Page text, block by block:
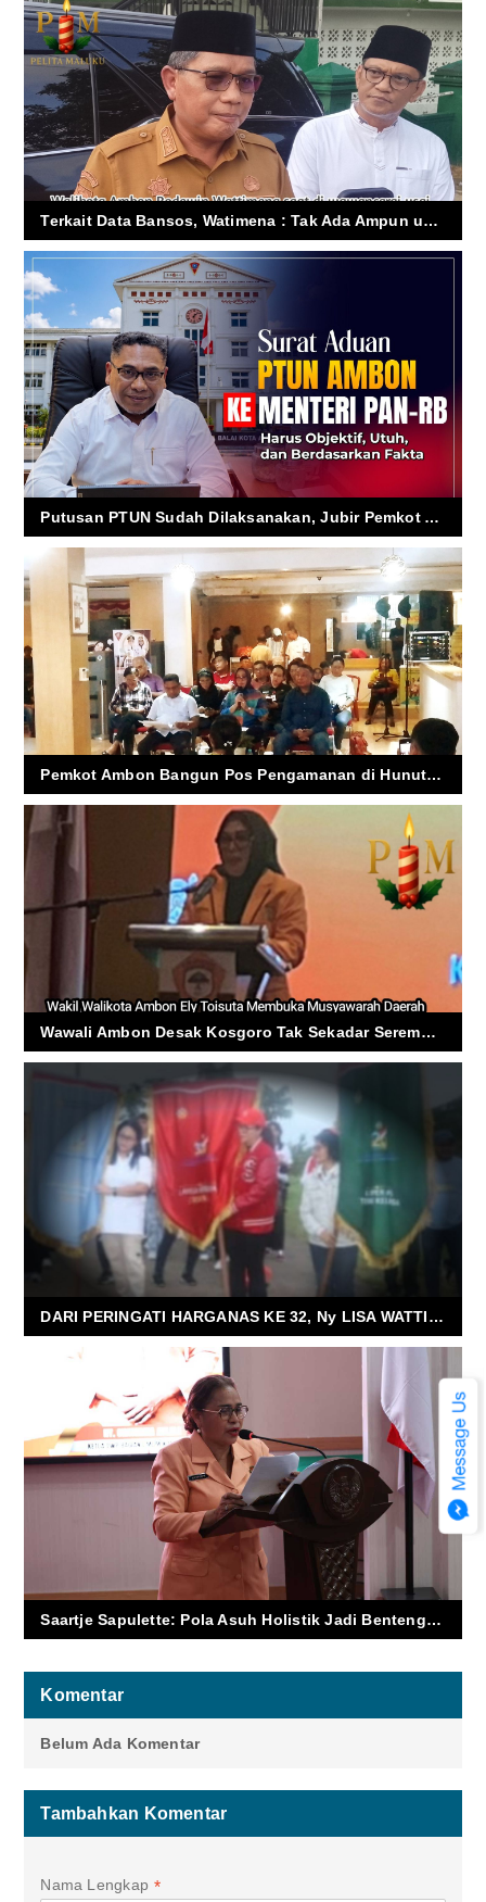
Terkait Data Bansos, Watimena : Tak Ada Ampun untuk Titip Nama
Putusan PTUN Sudah Dilaksanakan, Jubir Pemkot Ambon : Penyampaian Informasi Harus Objektif dan Sesuai Fakta
Pemkot Ambon Bangun Pos Pengamanan di Hunuth, Cegah Tawuran Pelajar
Wawali Ambon Desak Kosgoro Tak Sekadar Seremonial
DARI PERINGATI HARGANAS KE 32, Ny LISA WATTIMENA LEPAS KIRAB PATAKA BANGGA KENCANA
Saartje Sapulette: Pola Asuh Holistik Jadi Benteng Generasi Tangguh di Era Digital
Komentar
Belum Ada Komentar
Tambahkan Komentar
Nama Lengkap *